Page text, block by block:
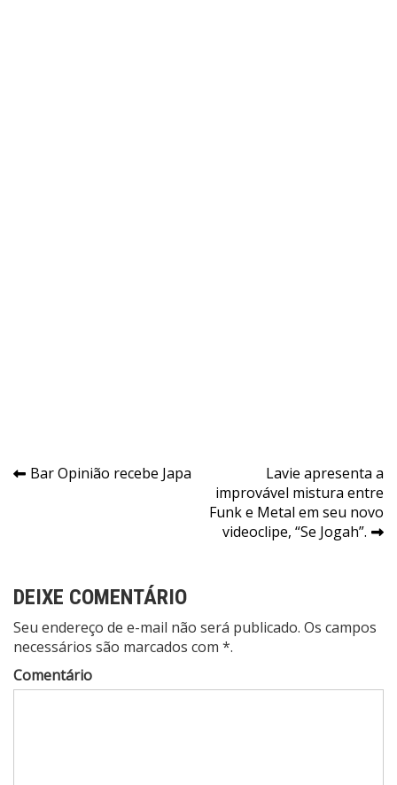
Navegação
Bar Opinião recebe Japa
Lavie apresenta a
improvável mistura entre
Funk e Metal em seu novo
videoclipe, “Se Jogah”.
DEIXE COMENTÁRIO
Seu endereço de e-mail não será publicado. Os campos
necessários são marcados com *.
Comentário